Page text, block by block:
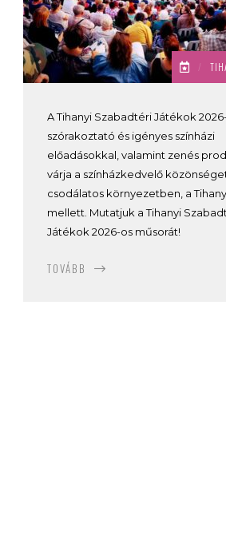
/
A Tihanyi Szabadtéri Játékok
szórakoztató és igényes színházi
előadásokkal, valamint zenés
várja a színházkedvelő
csodálatos környezetben, a
mellett. Mutatjuk a Tihanyi
Játékok 2026-os műsorát!
TOVÁBB